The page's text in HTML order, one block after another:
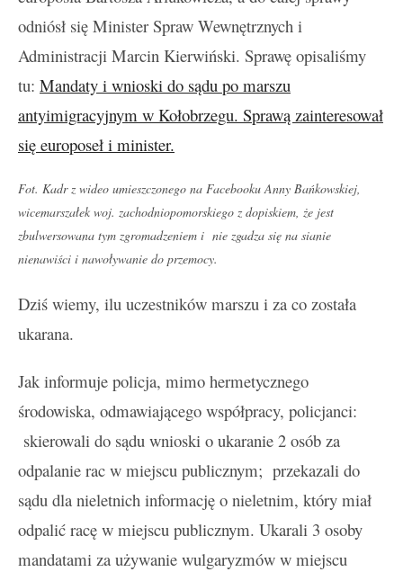
odniósł się Minister Spraw Wewnętrznych i
Administracji Marcin Kierwiński. Sprawę opisaliśmy
tu: Mandaty i wnioski do sądu po marszu
antyimigracyjnym w Kołobrzegu. Sprawą zainteresował
się europoseł i minister.
Fot. Kadr z wideo umieszczonego na Facebooku Anny Bańkowskiej,
wicemarszałek woj. zachodniopomorskiego z dopiskiem, że jest
zbulwersowana tym zgromadzeniem i nie zgadza się na sianie
nienawiści i nawoływanie do przemocy.
Dziś wiemy, ilu uczestników marszu i za co została
ukarana.
Jak informuje policja, mimo hermetycznego
środowiska, odmawiającego współpracy, policjanci:
skierowali do sądu wnioski o ukaranie 2 osób za
odpalanie rac w miejscu publicznym; przekazali do
sądu dla nieletnich informację o nieletnim, który miał
odpalić racę w miejscu publicznym. Ukarali 3 osoby
mandatami za używanie wulgaryzmów w miejscu